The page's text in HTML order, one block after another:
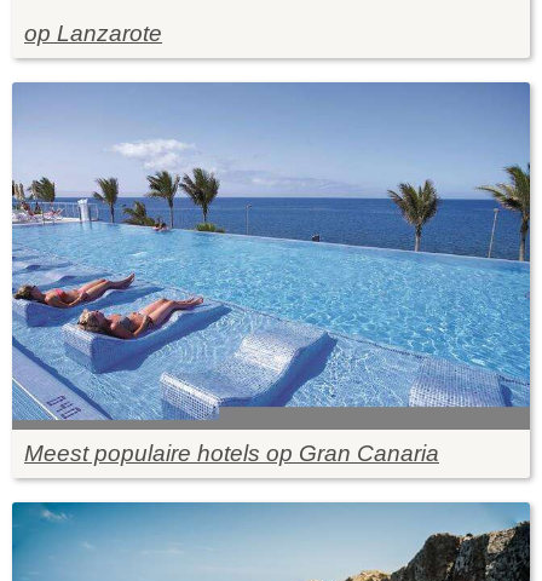
op Lanzarote
Meest populaire hotels op Gran Canaria